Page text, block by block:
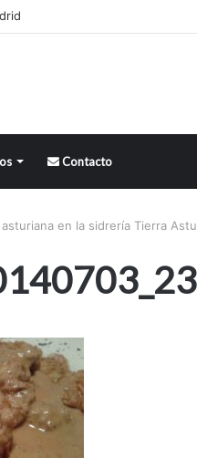
Contacto
asturiana en la sidrería Tierra